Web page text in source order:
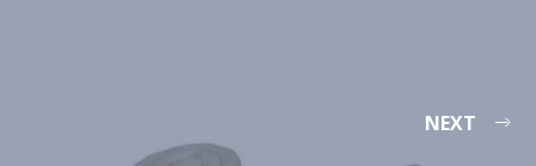
NEXT